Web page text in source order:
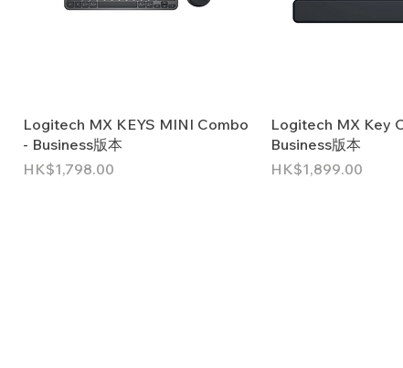
Logitech MX KEYS MINI Combo
- Business版本
價格
HK$1,798.00
Logitech MX Key
Business版本
價格
HK$1,899.00